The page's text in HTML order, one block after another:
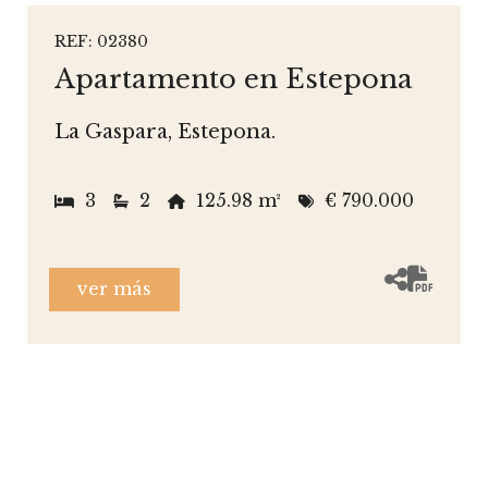
REF: 02380
Apartamento en Estepona
La Gaspara, Estepona.
3 2 125.98 m² € 790.000
ver más